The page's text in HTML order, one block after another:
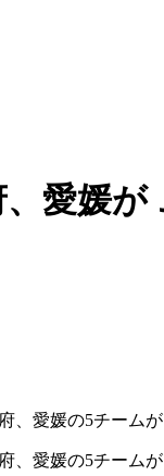
愛媛
、愛媛の5チーム
愛媛の5チーム